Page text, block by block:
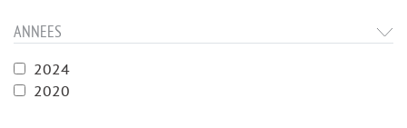
ANNEES
2024
2020